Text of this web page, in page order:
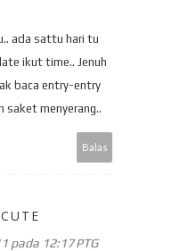
ada sattu hari tu
ikut time.. Jenuh
baca entry-entry
saket menyerang..
Balas
pada 12:17 PTG